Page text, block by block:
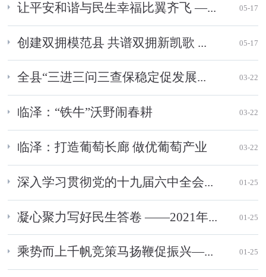
让平安和谐与民生幸福比翼齐飞 —... 05-17
创建双拥模范县 共谱双拥新凯歌 ... 05-17
全县“三进三问三查保稳定促发展... 03-22
临泽：“铁牛”沃野闹春耕 03-22
临泽：打造葡萄长廊 做优葡萄产业 03-22
深入学习贯彻党的十九届六中全会... 01-25
凝心聚力写好民生答卷 ——2021年... 01-25
乘势而上千帆竞策马扬鞭促振兴—... 01-25